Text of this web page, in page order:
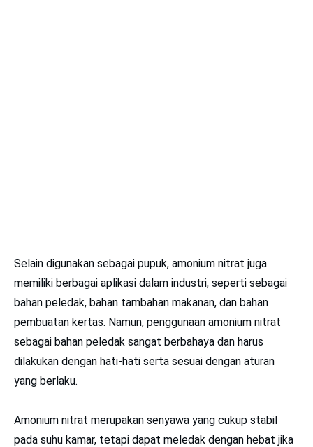
Selain digunakan sebagai pupuk, amonium nitrat juga
memiliki berbagai aplikasi dalam industri, seperti sebagai
bahan peledak, bahan tambahan makanan, dan bahan
pembuatan kertas. Namun, penggunaan amonium nitrat
sebagai bahan peledak sangat berbahaya dan harus
dilakukan dengan hati-hati serta sesuai dengan aturan
yang berlaku.
Amonium nitrat merupakan senyawa yang cukup stabil
pada suhu kamar, tetapi dapat meledak dengan hebat jika